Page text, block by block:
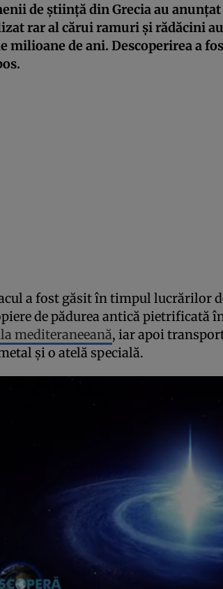
de știință din Grecia au
rar al cărui ramuri și rădăcini
milioane de ani. Descoperirea a
a fost găsit în timpul lucrărilor
de pădurea antică pietrificată
mediteraneeană, iar apoi
și o atelă specială.